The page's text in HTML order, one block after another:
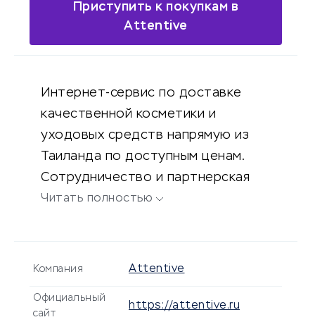
Приступить к покупкам в
Attentive
Интернет-сервис по доставке
качественной косметики и
уходовых средств напрямую из
Таиланда по доступным ценам.
Сотрудничество и партнерская
программа, накопительные скидки.
Читать полностью
Компания Attentive
Официальный
сайт
https://attentive.ru